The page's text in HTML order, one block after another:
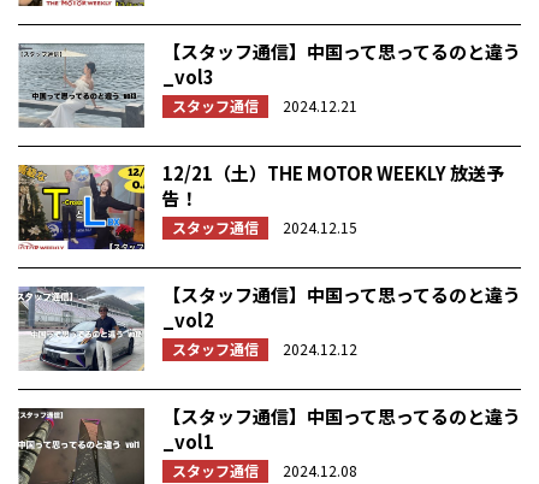
【スタッフ通信】中国って思ってるのと違う
_vol3
スタッフ通信 2024.12.21
12/21（土）THE MOTOR WEEKLY 放送予
告！
スタッフ通信 2024.12.15
【スタッフ通信】中国って思ってるのと違う
_vol2
スタッフ通信 2024.12.12
【スタッフ通信】中国って思ってるのと違う
_vol1
スタッフ通信 2024.12.08